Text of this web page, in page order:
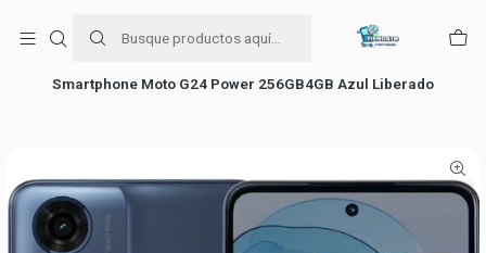
+56954787534
Smartphone Moto G24 Power 256GB4GB Azul Liberado